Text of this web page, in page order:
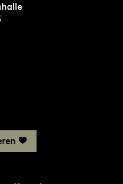
(Tanz&Kunst
Opernhaus Zürich), in
Erfurt) und in